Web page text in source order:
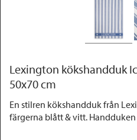
Lexington kökshandduk
50x70 cm
En stilren kökshandduk från
färgerna blått & vitt.